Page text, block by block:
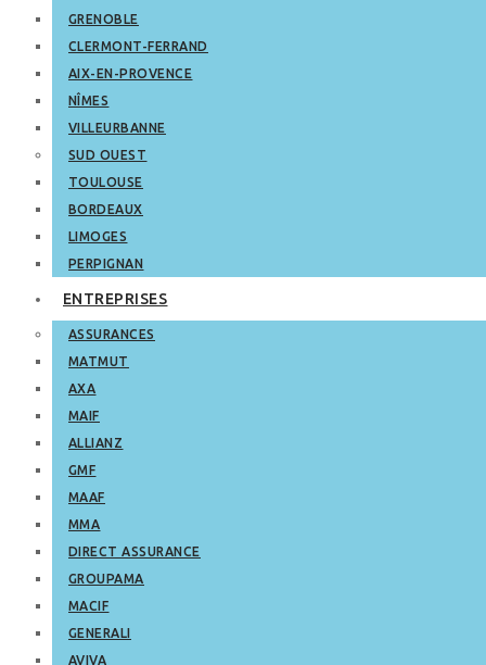
GRENOBLE
CLERMONT-FERRAND
AIX-EN-PROVENCE
NÎMES
VILLEURBANNE
SUD OUEST
TOULOUSE
BORDEAUX
LIMOGES
PERPIGNAN
ENTREPRISES
ASSURANCES
MATMUT
AXA
MAIF
ALLIANZ
GMF
MAAF
MMA
DIRECT ASSURANCE
GROUPAMA
MACIF
GENERALI
AVIVA